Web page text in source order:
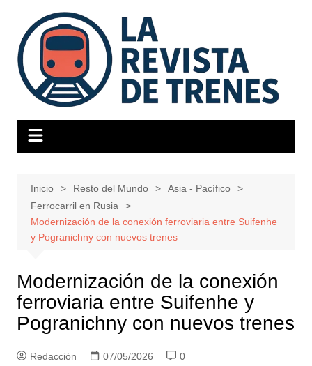
contenido
Inicio Resto del Mundo
Asia - Pacífico
Ferrocarril en Rusia
Modernización de la conexión ferroviaria entre Suifenhe
y Pogranichny con nuevos trenes
Modernización de la conexión
ferroviaria entre Suifenhe y
Pogranichny con nuevos trenes
Redacción 07/05/2026
0